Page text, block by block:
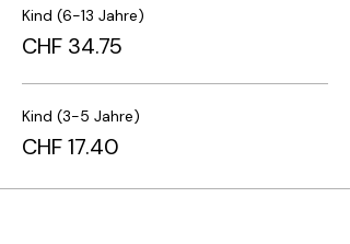
Kind (6-13 Jahre)
CHF 34.75
Kind (3-5 Jahre)
CHF 17.40